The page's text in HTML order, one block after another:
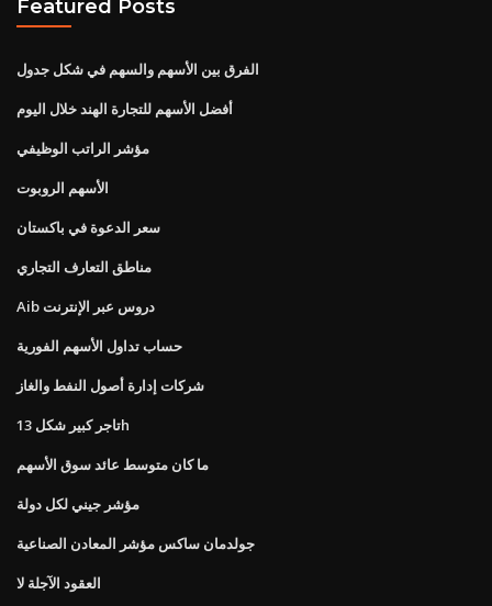
Featured Posts
الفرق بين الأسهم والسهم في شكل جدول
أفضل الأسهم للتجارة الهند خلال اليوم
مؤشر الراتب الوظيفي
الأسهم الروبوت
سعر الدعوة في باكستان
مناطق التعارف التجاري
Aib دروس عبر الإنترنت
حساب تداول الأسهم الفورية
شركات إدارة أصول النفط والغاز
تاجر كبير شكل 13h
ما كان متوسط ​​عائد سوق الأسهم
مؤشر جيني لكل دولة
جولدمان ساكس مؤشر المعادن الصناعية
العقود الآجلة لا